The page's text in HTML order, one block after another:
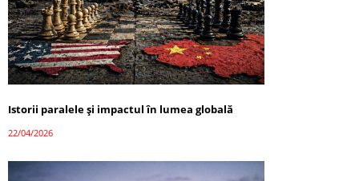
Istorii paralele și impactul în lumea globală
22/04/2026